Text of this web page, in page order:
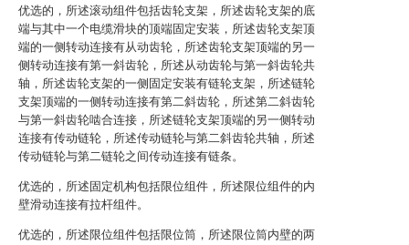
优选的，所述滚动组件包括齿轮支架，所述齿轮支架的底
端与其中一个电缆滑块的顶端固定安装，所述齿轮支架顶
端的一侧转动连接有从动齿轮，所述齿轮支架顶端的另一
侧转动连接有第一斜齿轮，所述从动齿轮与第一斜齿轮共
轴，所述齿轮支架的一侧固定安装有链轮支架，所述链轮
支架顶端的一侧转动连接有第二斜齿轮，所述第二斜齿轮
与第一斜齿轮啮合连接，所述链轮支架顶端的另一侧转动
连接有传动链轮，所述传动链轮与第二斜齿轮共轴，所述
传动链轮与第二链轮之间传动连接有链条。
优选的，所述固定机构包括限位组件，所述限位组件的内
壁滑动连接有拉杆组件。
优选的，所述限位组件包括限位筒，所述限位筒内壁的两